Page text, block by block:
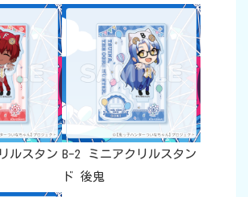
ルスタン B-2 ミニアクリルスタン
ド 後鬼